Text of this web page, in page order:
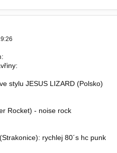
stylu JESUS LIZARD (Polsko)
Rocket) - noise rock
rychlej 80´s hc punk